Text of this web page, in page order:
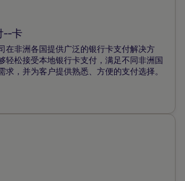
--卡
在非洲各国提供广泛的银行卡支付解决方
轻松接受本地银行卡支付，满足不同非洲国
求，并为客户提供熟悉、方便的支付选择。